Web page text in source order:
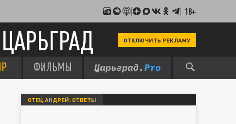
18+
ЦАРЬГРАД ОТКЛЮЧИТЬ РЕКЛАМУ
ФИЛЬМЫ
ОТЕЦ АНДРЕЙ: ОТВЕТЫ